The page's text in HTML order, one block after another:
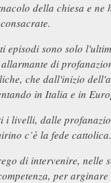
della chiesa e ne
episodi sono solo
di
che dall'inizio
in Italia e in
i livelli, dalle
c’è la fede cattolica.
di intervenire, nelle
per